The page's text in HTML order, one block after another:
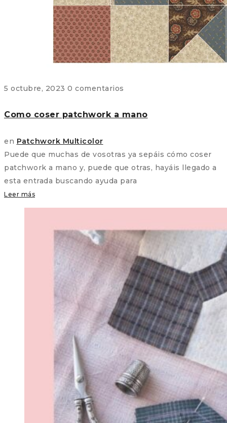
5 octubre, 2023 0 comentarios
Como coser patchwork a mano
en Patchwork Multicolor
Puede que muchas de vosotras ya sepáis cómo coser
patchwork a mano y, puede que otras, hayáis llegado a
esta entrada buscando ayuda para
Leer más